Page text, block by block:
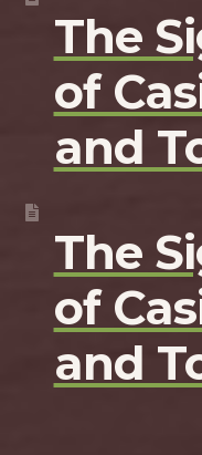
The
of
and
The
of
and